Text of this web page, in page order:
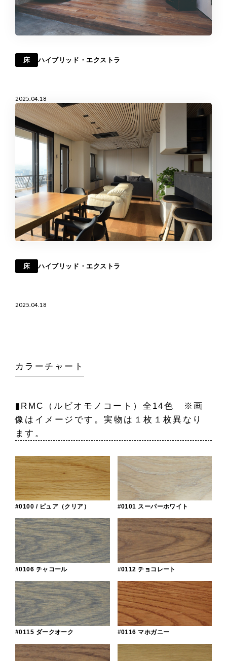
床 ハイブリッド・エクストラ
2025.04.18
床 ハイブリッド・エクストラ
2025.04.18
カラーチャート
▮RMC（ルビオモノコート）全14色 ※画
像はイメージです。実物は１枚１枚異なり
ます。
#0100 / ピュア（クリア） #0101 スーパーホワイト
#0106 チャコール #0112 チョコレート
#0115 ダークオーク #0116 マホガニー